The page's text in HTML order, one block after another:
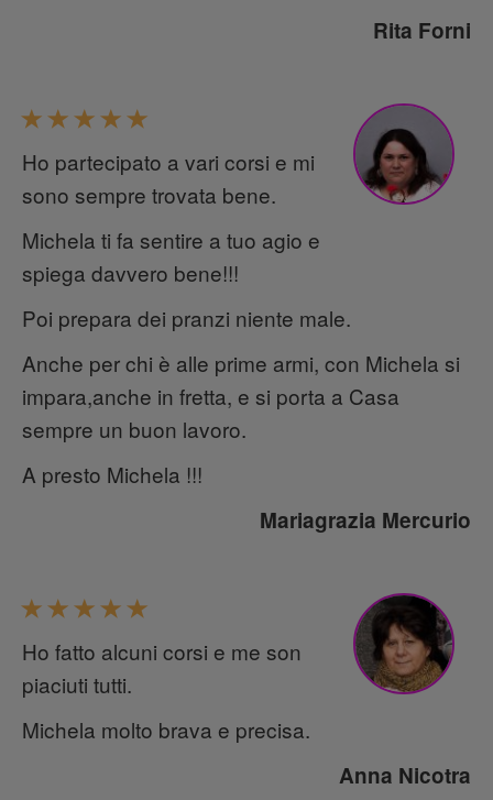
Rita Forni
Ho partecipato a vari corsi e mi
sono sempre trovata bene.
Michela ti fa sentire a tuo agio e
spiega davvero bene!!!
Poi prepara dei pranzi niente male.
Anche per chi è alle prime armi, con Michela si
impara,anche in fretta, e si porta a Casa
sempre un buon lavoro.
A presto Michela !!!
Mariagrazia Mercurio
Ho fatto alcuni corsi e me son
piaciuti tutti.
Michela molto brava e precisa.
Anna Nicotra